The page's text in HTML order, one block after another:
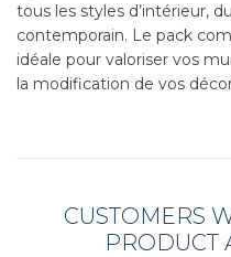
tous les styles d’intérieur,
contemporain. Le pack
idéale pour valoriser vos
la modification de vos
CUSTOMERS
PRODUCT